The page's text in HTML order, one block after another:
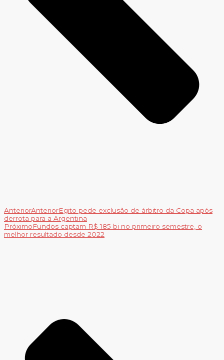
AnteriorAnteriorEgito pede exclusão de árbitro da Copa após
derrota para a Argentina
PróximoFundos captam R$ 185 bi no primeiro semestre, o
melhor resultado desde 2022